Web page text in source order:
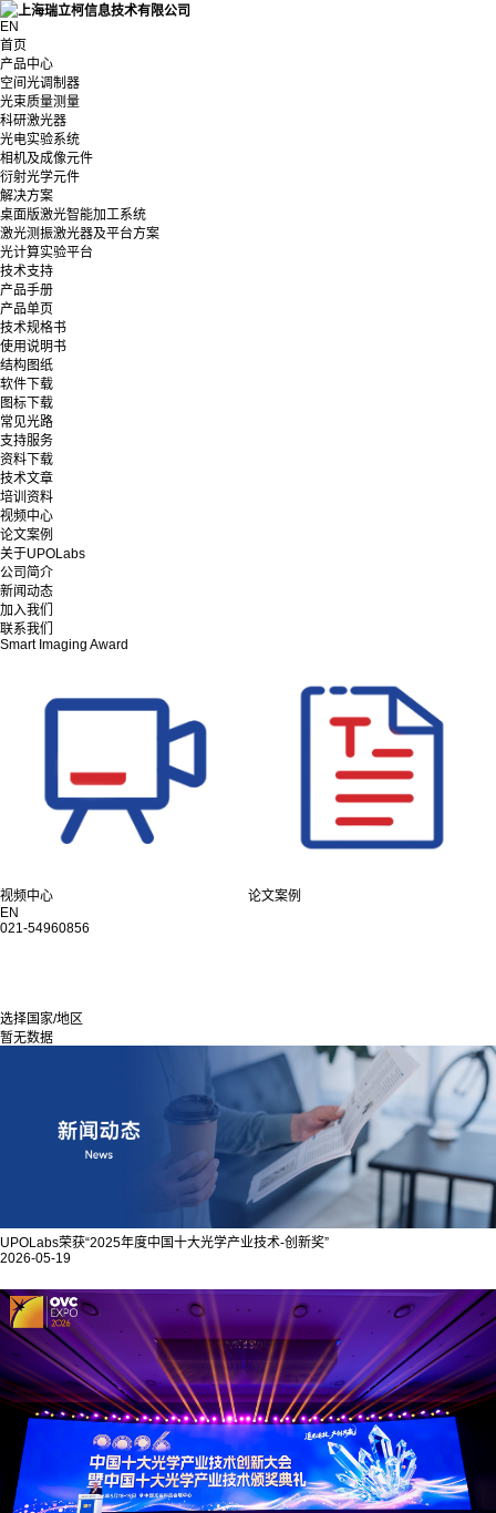
EN
首页
产品中心
空间光调制器
光束质量测量
科研激光器
光电实验系统
相机及成像元件
衍射光学元件
解决方案
桌面版激光智能加工系统
激光测振激光器及平台方案
光计算实验平台
技术支持
产品手册
产品单页
技术规格书
使用说明书
结构图纸
软件下载
图标下载
常见光路
支持服务
资料下载
技术文章
培训资料
视频中心
论文案例
关于UPOLabs
公司简介
新闻动态
加入我们
联系我们
Smart Imaging Award
视频中心
论文案例
EN
021-54960856
选择国家/地区
暂无数据
UPOLabs荣获“2025年度中国十大光学产业技术-创新奖”
2026-05-19